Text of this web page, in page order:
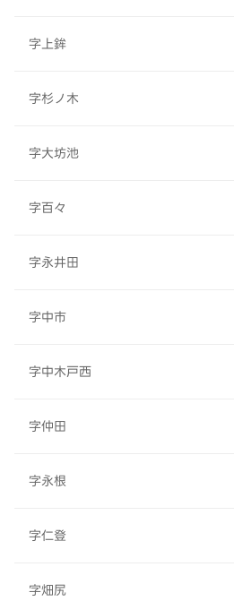
字上鉾
字杉ノ木
字大坊池
字百々
字永井田
字中市
字中木戸西
字仲田
字永根
字仁登
字畑尻